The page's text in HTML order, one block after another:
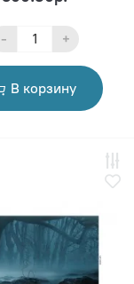
- +
В корзину